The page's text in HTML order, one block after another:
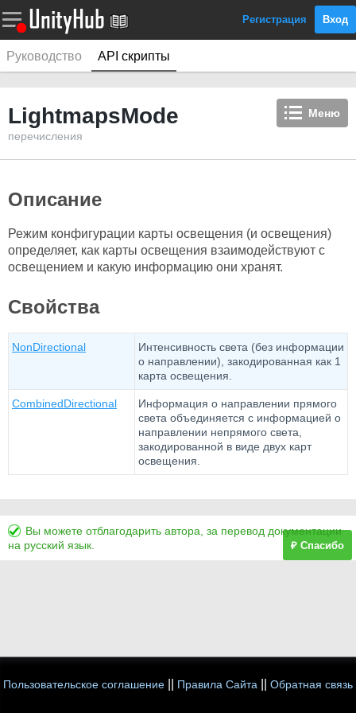
Регистрация Вход
Руководство API скрипты
Меню
LightmapsMode
перечисления
Описание
Режим конфигурации карты освещения (и освещения)
определяет, как карты освещения взаимодействуют с
освещением и какую информацию они хранят.
Свойства
NonDirectional
Интенсивность света (без информации
о направлении), закодированная как 1
карта освещения.
CombinedDirectional
Информация о направлении прямого
света объединяется с информацией о
направлении непрямого света,
закодированной в виде двух карт
освещения.
Вы можете отблагодарить автора, за перевод документации
на русский язык.
₽ Спасибо
Пользовательское соглашение Правила Сайта Обратная связь